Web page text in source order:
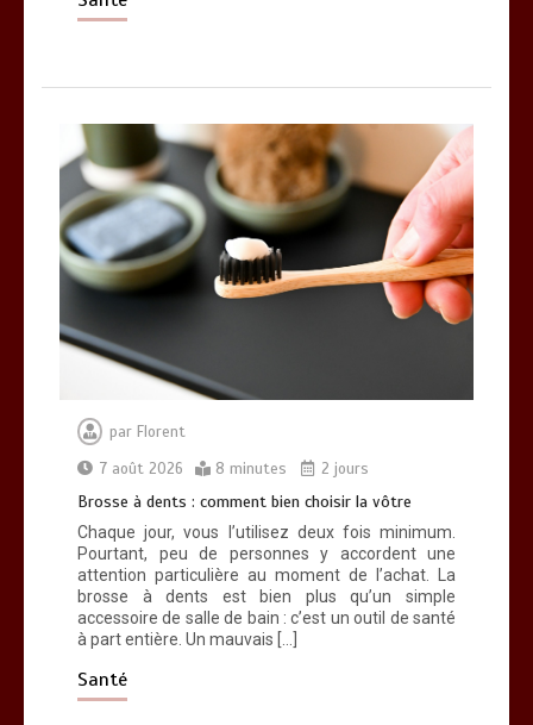
par Florent
7 août 2026
8 minutes 2 jours
Brosse à dents : comment bien choisir la vôtre
Chaque jour, vous l’utilisez deux fois minimum.
Pourtant, peu de personnes y accordent une
attention particulière au moment de l’achat. La
brosse à dents est bien plus qu’un simple
accessoire de salle de bain : c’est un outil de santé
à part entière. Un mauvais […]
Santé